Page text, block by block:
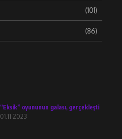
(101)
(86)
“Eksik” oyununun galası, gerçekleşti
01.11.2023